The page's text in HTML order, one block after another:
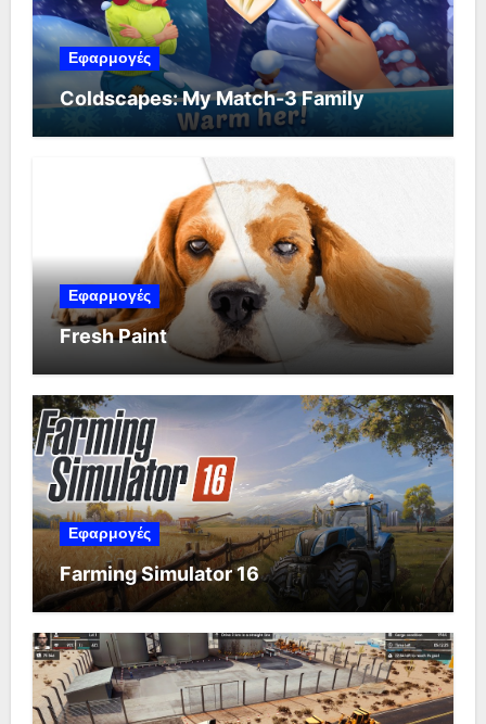
Εφαρμογές
Coldscapes: My Match-3 Family
Εφαρμογές
Fresh Paint
Εφαρμογές
Farming Simulator 16